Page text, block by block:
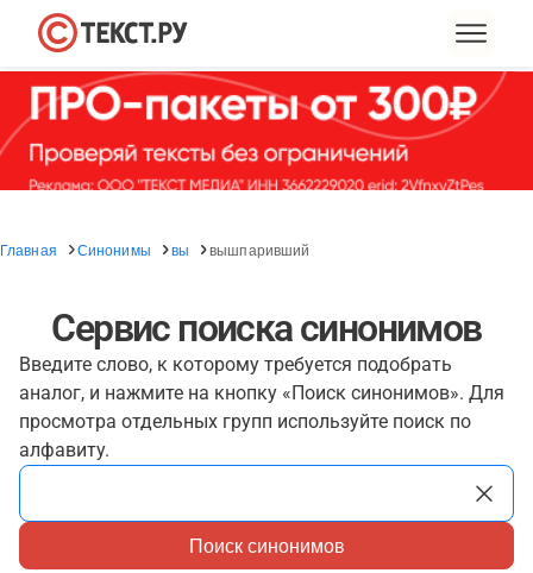
Главная Синонимы вы вышпаривший
Сервис поиска синонимов
Введите слово, к которому требуется подобрать
аналог, и нажмите на кнопку «Поиск синонимов». Для
просмотра отдельных групп используйте поиск по
алфавиту.
Поиск синонимов